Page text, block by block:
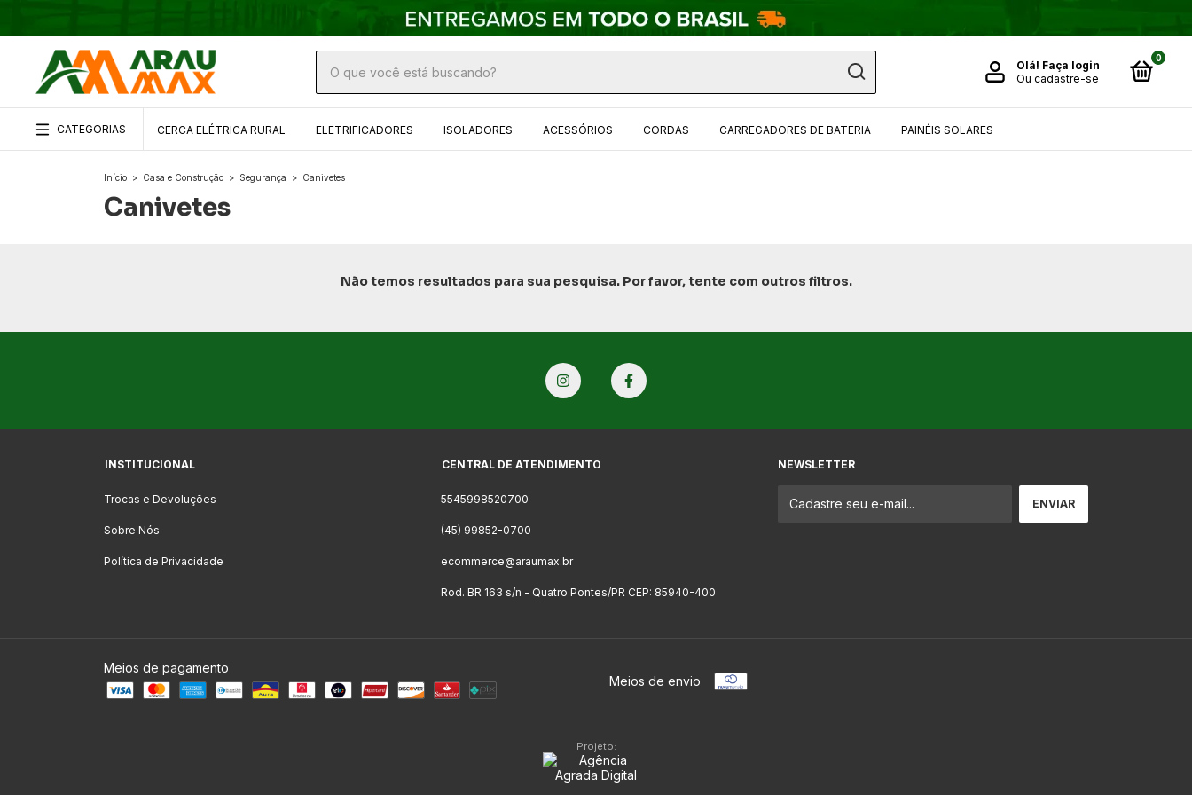
Olá! Faça login
Ou cadastre-se
0
CATEGORIAS CERCA ELÉTRICA RURAL ELETRIFICADORES ISOLADORES ACESSÓRIOS CORDAS CARREGADORES DE BATERIA PAINÉIS SOLARES
Início > Casa e Construção > Segurança > Canivetes
Canivetes
Não temos resultados para sua pesquisa. Por favor, tente com outros filtros.
INSTITUCIONAL
Trocas e Devoluções
Sobre Nós
Política de Privacidade
CENTRAL DE ATENDIMENTO
5545998520700
(45) 99852-0700
ecommerce@araumax.br
Rod. BR 163 s/n - Quatro Pontes/PR CEP: 85940-400
NEWSLETTER
Meios de pagamento
Meios de envio
Projeto: